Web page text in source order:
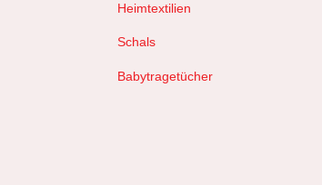
Heimtextilien
Schals
Babytragetücher